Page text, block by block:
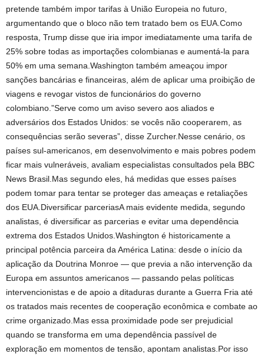
pretende também impor tarifas à União Europeia no futuro,
argumentando que o bloco não tem tratado bem os EUA.Como
resposta, Trump disse que iria impor imediatamente uma tarifa de
25% sobre todas as importações colombianas e aumentá-la para
50% em uma semana.Washington também ameaçou impor
sanções bancárias e financeiras, além de aplicar uma proibição de
viagens e revogar vistos de funcionários do governo
colombiano.”Serve como um aviso severo aos aliados e
adversários dos Estados Unidos: se vocês não cooperarem, as
consequências serão severas”, disse Zurcher.Nesse cenário, os
países sul-americanos, em desenvolvimento e mais pobres podem
ficar mais vulneráveis, avaliam especialistas consultados pela BBC
News Brasil.Mas segundo eles, há medidas que esses países
podem tomar para tentar se proteger das ameaças e retaliações
dos EUA.Diversificar parceriasA mais evidente medida, segundo
analistas, é diversificar as parcerias e evitar uma dependência
extrema dos Estados Unidos.Washington é historicamente a
principal potência parceira da América Latina: desde o início da
aplicação da Doutrina Monroe — que previa a não intervenção da
Europa em assuntos americanos — passando pelas políticas
intervencionistas e de apoio a ditaduras durante a Guerra Fria até
os tratados mais recentes de cooperação econômica e combate ao
crime organizado.Mas essa proximidade pode ser prejudicial
quando se transforma em uma dependência passível de
exploração em momentos de tensão, apontam analistas.Por isso